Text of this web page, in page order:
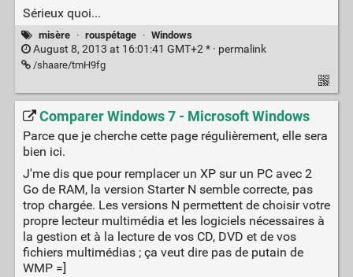
Sérieux quoi...
misère · rouspétage · Windows
August 8, 2013 at 16:01:41 GMT+2 * · permalink
/shaare/tmH9fg
Comparer Windows 7 - Microsoft Windows
Parce que je cherche cette page régulièrement, elle sera
bien ici.
J'me dis que pour remplacer un XP sur un PC avec 2
Go de RAM, la version Starter N semble correcte, pas
trop chargée. Les versions N permettent de choisir votre
propre lecteur multimédia et les logiciels nécessaires à
la gestion et à la lecture de vos CD, DVD et de vos
fichiers multimédias ; ça veut dire pas de putain de
WMP =]